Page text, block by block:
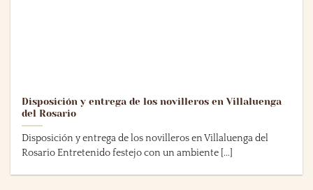
Disposición y entrega de los novilleros en Villaluenga
del Rosario
Disposición y entrega de los novilleros en Villaluenga del
Rosario Entretenido festejo con un ambiente [...]